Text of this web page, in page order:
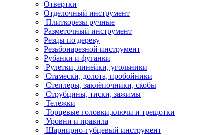
Отвертки
Отделочный инструмент
Плиткорезы ручные
Разметочный инструмент
Резцы по дереву
Резьбонарезной инструмент
Рубанки и фуганки
Рулетки, линейки, угольники
Стамески, долота, пробойники
Степлеры, заклёпочники, скобы
Струбцины, тиски, зажимы
Тележки
Торцевые головки,ключи и трещотки
Уровни и правила
Шарнирно-губцевый инструмент